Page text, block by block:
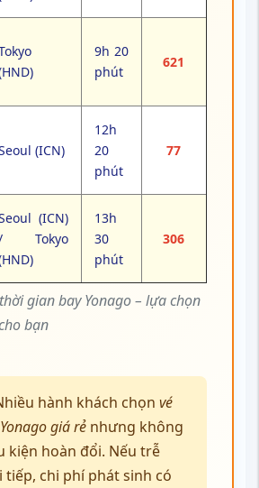
gian bay Yonago – lựa chọn
bạn
9h 20
phút
621
(ICN)
12h
20
phút
77
(ICN)
Tokyo
13h
30
phút
306
hành khách chọn vé
giá rẻnhưng không
kiện hoàn đổi. Nếu trễ
tiếp, chi phí phát sinh có